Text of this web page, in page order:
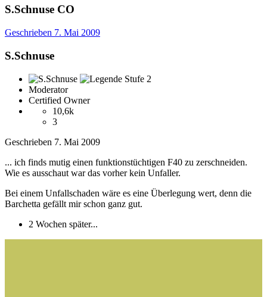
S.Schnuse CO
Geschrieben 7. Mai 2009
S.Schnuse
Moderator
Certified Owner
10,6k
3
Geschrieben 7. Mai 2009
... ich finds mutig einen funktionstüchtigen F40 zu zerschneiden.
Wie es ausschaut war das vorher kein Unfaller.
Bei einem Unfallschaden wäre es eine Überlegung wert, denn die
Barchetta gefällt mir schon ganz gut.
2 Wochen später...